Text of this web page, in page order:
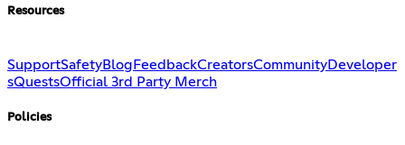
Resources
SupportSafetyBlog FeedbackCreatorsCommunityDeveloper
sQuestsOfficial 3rd Party Merch
Policies